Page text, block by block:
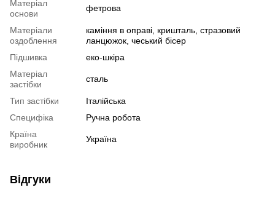
Матеріал
основи
фетрова
Матеріали
оздоблення
каміння в оправі, кришталь, стразовий
ланцюжок, чеський бісер
Підшивка
еко-шкіра
Матеріал
застібки
сталь
Тип застібки
Італійська
Специфіка
Ручна робота
Країна
виробник
Україна
Відгуки